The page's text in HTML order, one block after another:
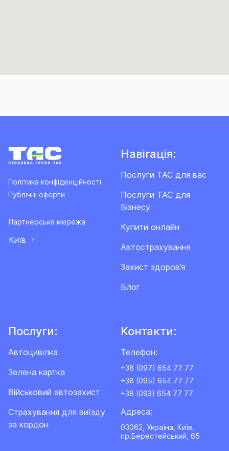
Політика конфіденційності
Публічні оферти
Партнерська мережа
Київ
Навігація:
Послуги ТАС для вас
Послуги ТАС для
Бізнесу
Купити онлайн
Автострахування
Захист здоров’я
Блог
Послуги:
Автоцивілка
Зелена картка
Військовий автозахист
Cтрахування для виїзду
за кордон
Контакти:
Телефон:
+38 (097) 654 77 77
+38 (095) 654 77 77
+38 (093) 654 77 77
Адреса:
03062, Україна, Київ,
пр.Берестейський, 65